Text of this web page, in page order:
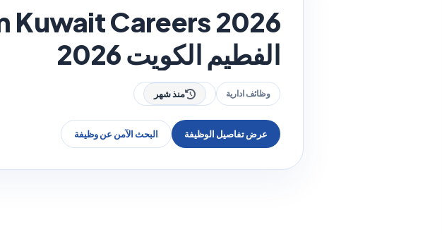
الفطيم الكويت 2026
وظائف ادارية منذ شهر
عرض تفاصيل الوظيفة البحث الآمن عن وظيفة